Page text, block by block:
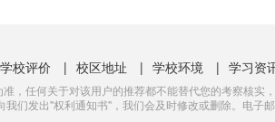
学校评价 | 校区地址 | 学校环境 | 学习资
，任何关于对该用户的推荐都不能替代您的考察核实
们发出"权利通知书"，我们会及时修改或删除。电子